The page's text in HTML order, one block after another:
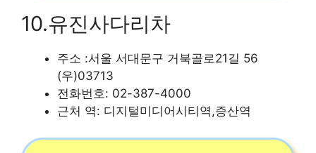
10.유진사다리차
주소 :서울 서대문구 거북골로21길 56
(우)03713
전화번호: 02-387-4000
근처 역: 디지털미디어시티역,증산역